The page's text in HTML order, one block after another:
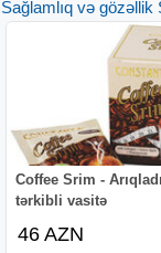
Sağlamlıq və gözəllik
Coffee Srim -
tərkibli vasitə
46 AZN